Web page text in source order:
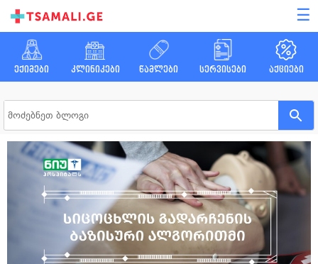
☰
ექიმები კლინიკები წამლები სერვისები აქციები